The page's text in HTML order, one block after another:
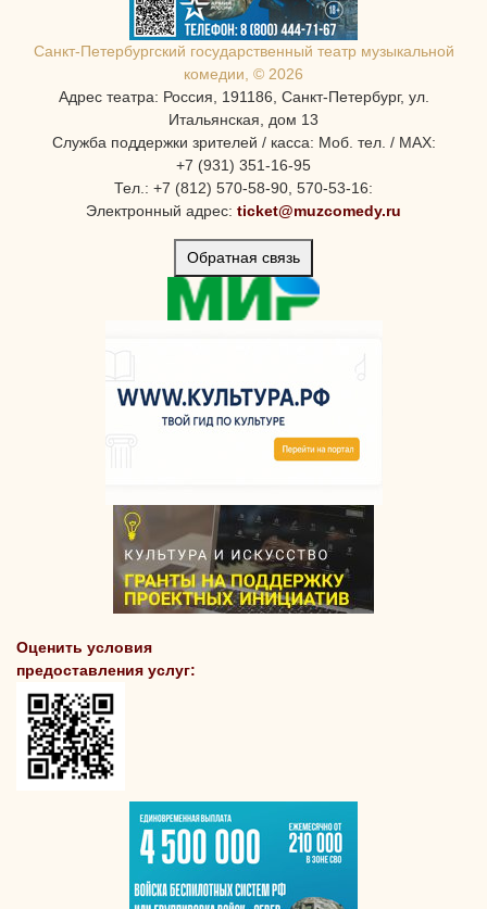
Санкт-Петербургcкий государственный театр музыкальной
комедии, © 2026
Адрес театра: Россия, 191186, Санкт-Петербург, ул.
Итальянская, дом 13
Служба поддержки зрителей / касса: Моб. тел. / MAX:
+7 (931) 351-16-95
Тел.: +7 (812) 570-58-90, 570-53-16:
Электронный адрес: ticket@muzcomedy.ru
Обратная связь
Оценить условия
предоставления услуг: